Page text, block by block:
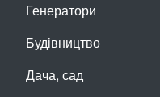
Генератори
Будівництво
Дача, сад